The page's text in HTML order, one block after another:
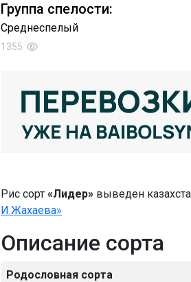
Группа спелости:
Среднеспелый
1355
Рис сорт «Лидер» выведен
И.Жахаева»
Описание сорта
Родословная сорта